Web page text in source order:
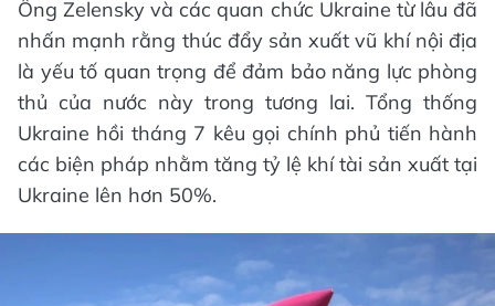
Ông Zelensky và các quan chức Ukraine từ lâu đã
nhấn mạnh rằng thúc đẩy sản xuất vũ khí nội địa
là yếu tố quan trọng để đảm bảo năng lực phòng
thủ của nước này trong tương lai. Tổng thống
Ukraine hồi tháng 7 kêu gọi chính phủ tiến hành
các biện pháp nhằm tăng tỷ lệ khí tài sản xuất tại
Ukraine lên hơn 50%.